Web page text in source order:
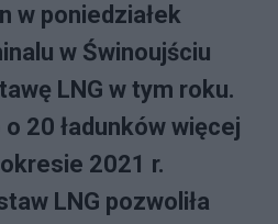
w poniedziałek
w Świnoujściu
LNG w tym roku.
20 ładunków więcej
2021 r.
LNG pozwoliła